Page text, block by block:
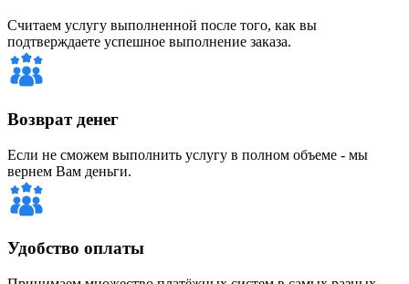
Считаем услугу выполненной после того, как вы
подтверждаете успешное выполнение заказа.
Возврат денег
Если не сможем выполнить услугу в полном объеме - мы
вернем Вам деньги.
Удобство оплаты